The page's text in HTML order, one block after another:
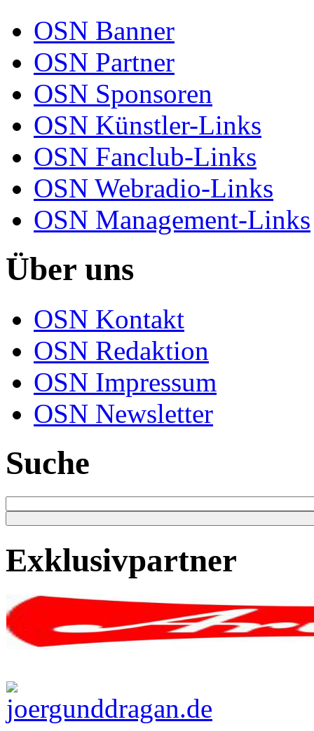
OSN Banner
OSN Partner
OSN Sponsoren
OSN Künstler-Links
OSN Fanclub-Links
OSN Webradio-Links
OSN Management-Links
Über uns
OSN Kontakt
OSN Redaktion
OSN Impressum
OSN Newsletter
Suche
Exklusivpartner